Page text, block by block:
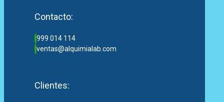
Contacto:
999 014 114
ventas@alquimialab.com
Clientes: